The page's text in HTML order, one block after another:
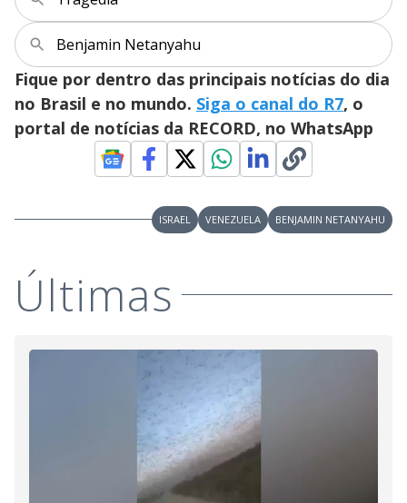
d
e
o
Benjamin Netanyahu
Fique por dentro das principais notícias do dia
no Brasil e no mundo. Siga o canal do R7, o
portal de notícias da RECORD, no WhatsApp
ISRAEL VENEZUELA BENJAMIN NETANYAHU
Últimas